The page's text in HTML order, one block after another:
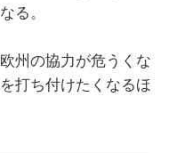
る。
州の協力が危うくな
打ち付けたくなるほ